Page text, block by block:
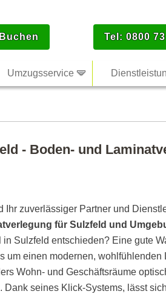
Tel: 0800
Umzugsservice
- Boden- und
Ihr zuverlässiger Partner und
für Sulzfeld und
in Sulzfeld entschieden? Eine gute
um einen modernen,
Wohn- und Geschäftsräume
Dank seines Klick-Systems, lässt